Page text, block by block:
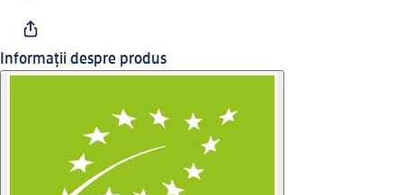
Informații despre produs